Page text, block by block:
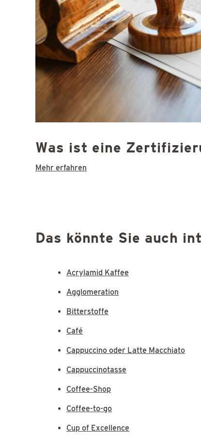
Was ist eine
Mehr erfahren
Das könnte Sie auch
Acrylamid Kaffee
Agglomeration
Bitterstoffe
Café
Cappuccino oder Latte Macchiato
Cappuccinotasse
Coffee-Shop
Coffee-to-go
Cup of Excellence